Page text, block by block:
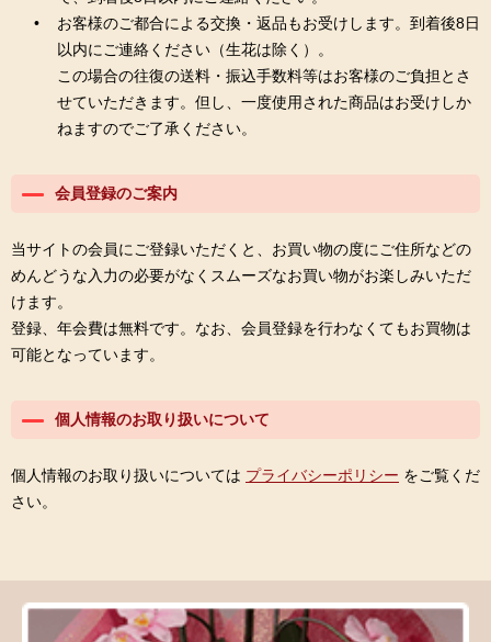
お客様のご都合による交換・返品もお受けします。到着後8日
以内にご連絡ください（生花は除く）。
この場合の往復の送料・振込手数料等はお客様のご負担とさ
せていただきます。但し、一度使用された商品はお受けしか
ねますのでご了承ください。
会員登録のご案内
当サイトの会員にご登録いただくと、お買い物の度にご住所などの
めんどうな入力の必要がなくスムーズなお買い物がお楽しみいただ
けます。
登録、年会費は無料です。なお、会員登録を行わなくてもお買物は
可能となっています。
個人情報のお取り扱いについて
個人情報のお取り扱いについては プライバシーポリシー をご覧くだ
さい。